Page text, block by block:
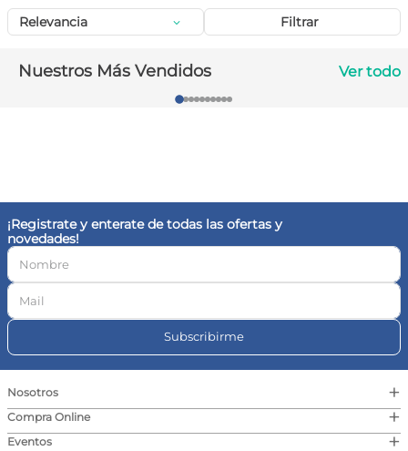
Filtrar
Relevancia
Nuestros Más Vendidos Ver todo
¡Registrate y enterate de todas las ofertas y
novedades!
Subscribirme
Nosotros +
Compra Online +
Eventos +
9.
magnesio
10
vitamina c